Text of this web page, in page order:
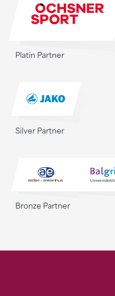
Platin Partner
Silver Partner
Bronze Partner